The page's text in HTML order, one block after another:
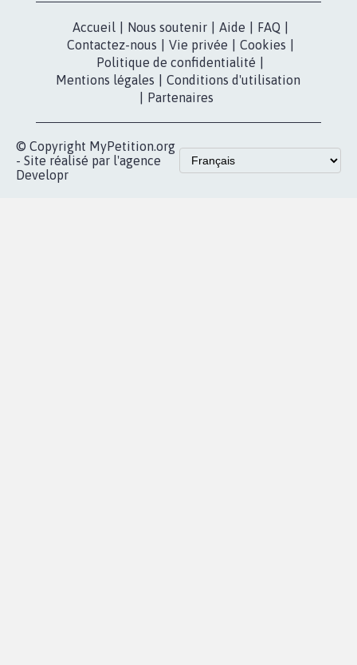
Accueil Nous soutenir Aide FAQ
Contactez-nous
Vie privée Cookies
Politique de confidentialité
Mentions légales
Conditions d'utilisation
Partenaires
© Copyright MyPetition.org
- Site réalisé par l'agence
Developr